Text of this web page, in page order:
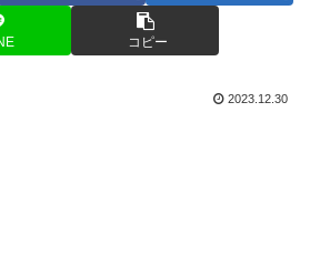
コピー
2023.12.30